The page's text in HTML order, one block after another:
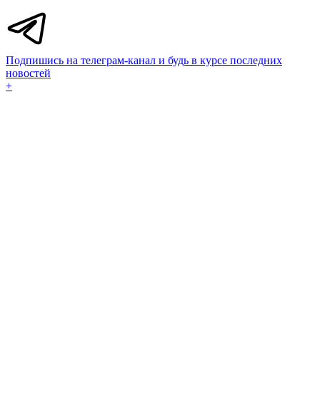
Подпишись на телеграм-канал и будь в курсе последних
новостей
+